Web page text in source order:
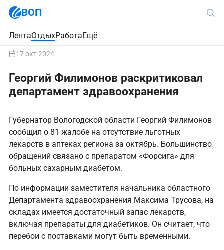
ВОП
ЛентаОтдыхРаботаЕщё
17 окт 2024
Георгий Филимонов раскритиковал
департамент здравоохранения
Губернатор Вологодской области Георгий Филимонов
сообщил о 81 жалобе на отсутствие льготных
лекарств в аптеках региона за октябрь. Большинство
обращений связано с препаратом «Форсига» для
больных сахарным диабетом.
По информации заместителя начальника областного
Департамента здравоохранения Максима Трусова, на
складах имеется достаточный запас лекарств,
включая препараты для диабетиков. Он считает, что
перебои с поставками могут быть временными.